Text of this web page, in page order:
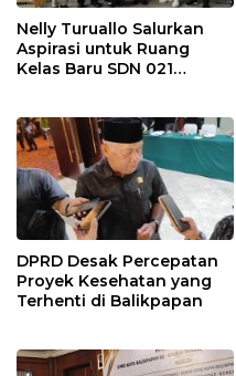
Nelly Turuallo Salurkan
Aspirasi untuk Ruang
Kelas Baru SDN 021
DPRD Desak Percepatan
Proyek Kesehatan yang
Terhenti di Balikpapan